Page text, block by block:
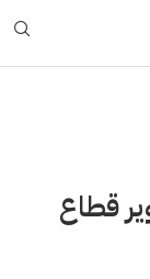
لتطوير قطاع